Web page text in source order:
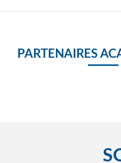
PARTENAIRES